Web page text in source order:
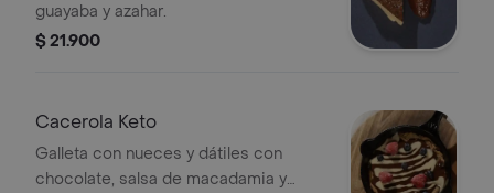
guayaba y azahar.
$ 21.900
Cacerola Keto
Galleta con nueces y dátiles con
chocolate, salsa de macadamia y